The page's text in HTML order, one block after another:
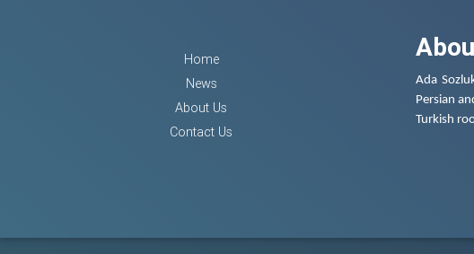
Home
News
About Us
Contact Us
Ada
Persian
Turkish